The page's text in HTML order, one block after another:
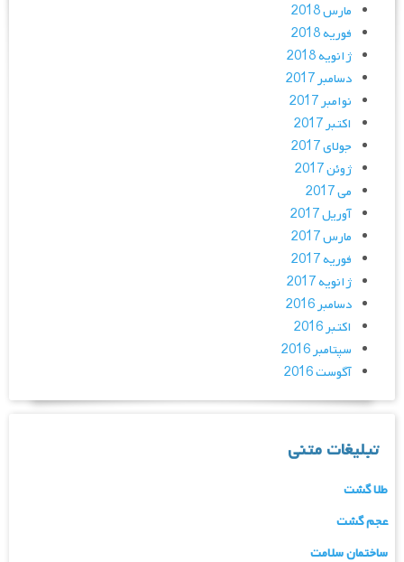
مارس 2018
فوریه 2018
ژانویه 2018
دسامبر 2017
نوامبر 2017
اکتبر 2017
جولای 2017
ژوئن 2017
می 2017
آوریل 2017
مارس 2017
فوریه 2017
ژانویه 2017
دسامبر 2016
اکتبر 2016
سپتامبر 2016
آگوست 2016
تبلیغات متنی
طلا گشت
عجم گشت
ساختمان سلامت